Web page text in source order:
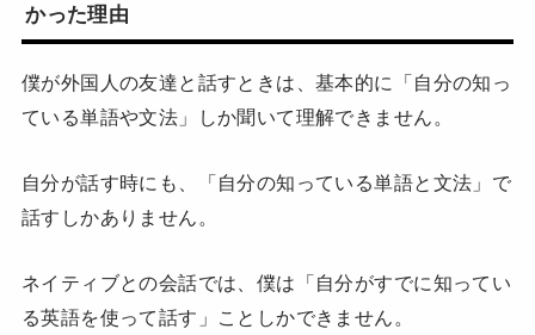
かった理由
僕が外国人の友達と話すときは、基本的に「自分の知っ
ている単語や文法」しか聞いて理解できません。
自分が話す時にも、「自分の知っている単語と文法」で
話すしかありません。
ネイティブとの会話では、僕は「自分がすでに知ってい
る英語を使って話す」ことしかできません。